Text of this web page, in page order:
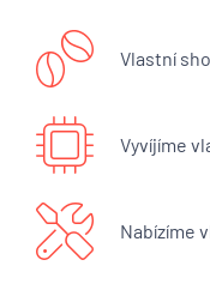
Vlastní
Vyvíjíme
Nabízíme